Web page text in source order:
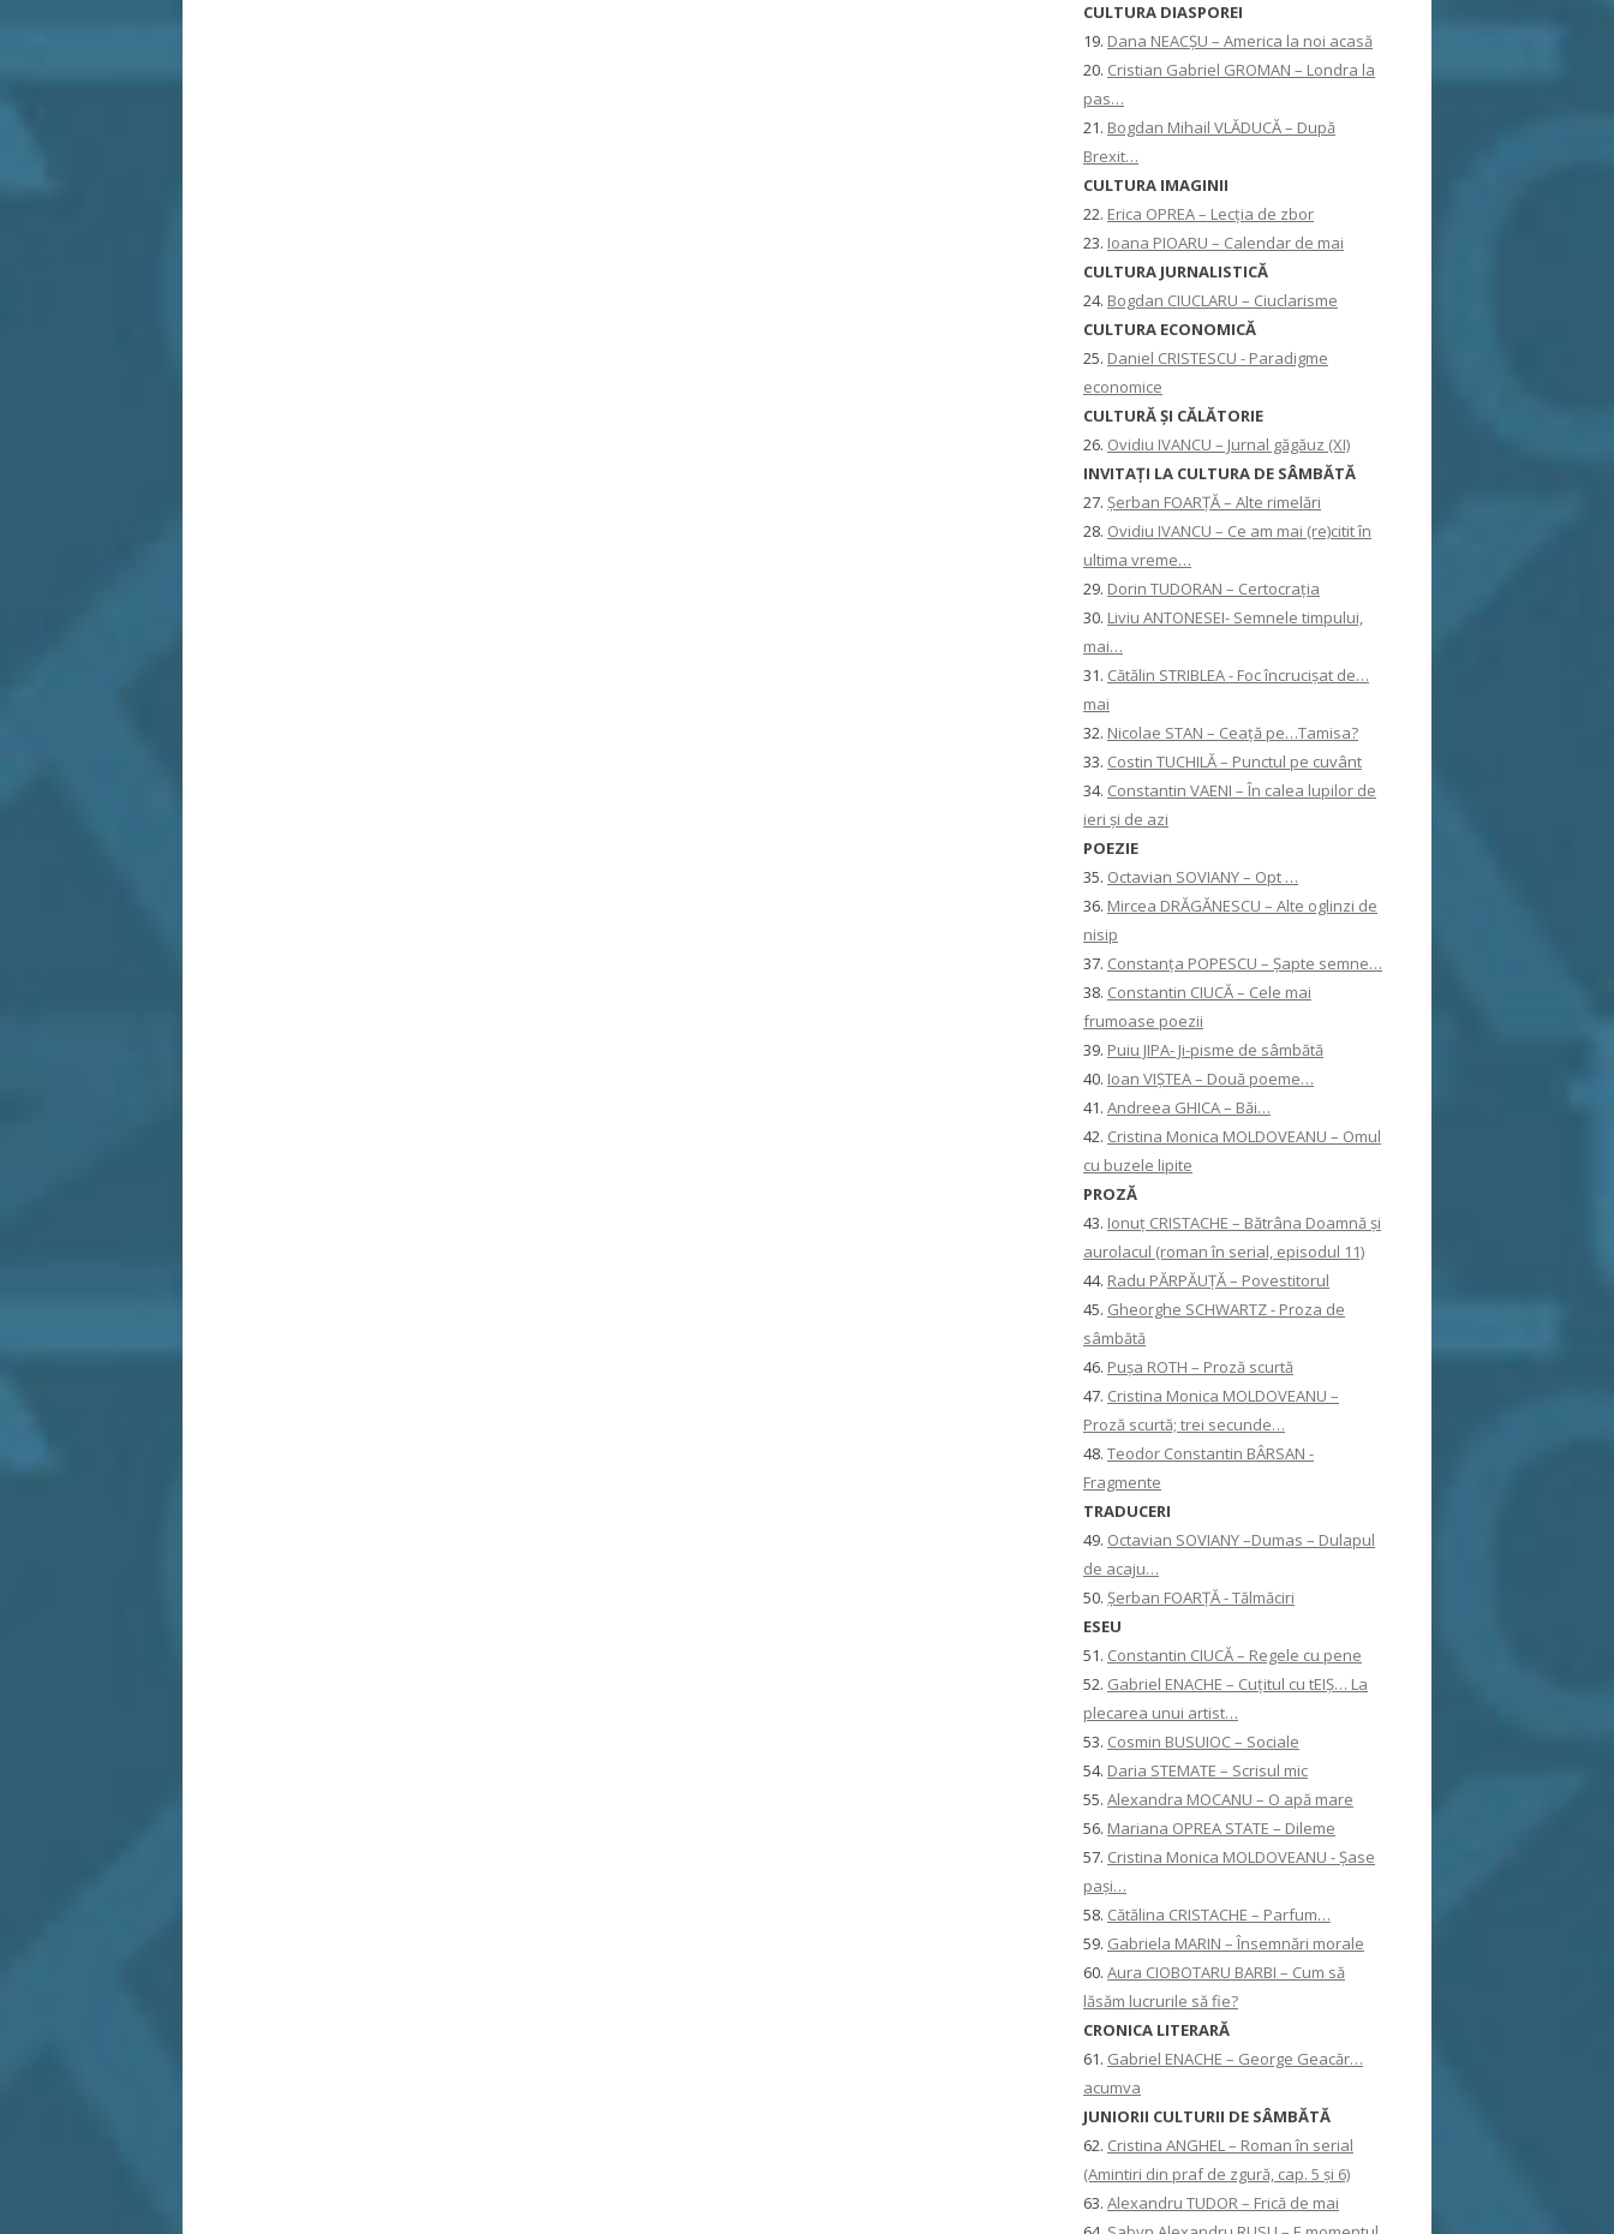
CULTURA DIASPOREI
19. Dana NEACȘU – America la noi acasă
20. Cristian Gabriel GROMAN – Londra la
pas…
21. Bogdan Mihail VLĂDUCĂ – După
Brexit…
CULTURA IMAGINII
22. Erica OPREA – Lecția de zbor
23. Ioana PIOARU – Calendar de mai
CULTURA JURNALISTICĂ
24. Bogdan CIUCLARU – Ciuclarisme
CULTURA ECONOMICĂ
25. Daniel CRISTESCU - Paradigme
economice
CULTURĂ ȘI CĂLĂTORIE
26. Ovidiu IVANCU – Jurnal găgăuz (XI)
INVITAŢI LA CULTURA DE SÂMBĂTĂ
27. Șerban FOARȚĂ – Alte rimelări
28. Ovidiu IVANCU – Ce am mai (re)citit în
ultima vreme…
29. Dorin TUDORAN – Certocrația
30. Liviu ANTONESEI- Semnele timpului,
mai…
31. Cătălin STRIBLEA - Foc încrucișat de…
mai
32. Nicolae STAN – Ceață pe…Tamisa?
33. Costin TUCHILĂ – Punctul pe cuvânt
34. Constantin VAENI – În calea lupilor de
ieri și de azi
POEZIE
35. Octavian SOVIANY – Opt …
36. Mircea DRĂGĂNESCU – Alte oglinzi de
nisip
37. Constanţa POPESCU – Șapte semne…
38. Constantin CIUCĂ – Cele mai
frumoase poezii
39. Puiu JIPA- Ji-pisme de sâmbătă
40. Ioan VIȘTEA – Două poeme…
41. Andreea GHICA – Băi…
42. Cristina Monica MOLDOVEANU – Omul
cu buzele lipite
PROZĂ
43. Ionuţ CRISTACHE – Bătrâna Doamnă și
aurolacul (roman în serial, episodul 11)
44. Radu PĂRPĂUȚĂ – Povestitorul
45. Gheorghe SCHWARTZ - Proza de
sâmbătă
46. Pușa ROTH – Proză scurtă
47. Cristina Monica MOLDOVEANU –
Proză scurtă; trei secunde…
48. Teodor Constantin BÂRSAN -
Fragmente
TRADUCERI
49. Octavian SOVIANY –Dumas – Dulapul
de acaju…
50. Șerban FOARȚĂ - Tălmăciri
ESEU
51. Constantin CIUCĂ – Regele cu pene
52. Gabriel ENACHE – Cuțitul cu tEIȘ… La
plecarea unui artist…
53. Cosmin BUSUIOC – Sociale
54. Daria STEMATE – Scrisul mic
55. Alexandra MOCANU – O apă mare
56. Mariana OPREA STATE – Dileme
57. Cristina Monica MOLDOVEANU - Șase
pași…
58. Cătălina CRISTACHE – Parfum…
59. Gabriela MARIN – Însemnări morale
60. Aura CIOBOTARU BARBI – Cum să
lăsăm lucrurile să fie?
CRONICA LITERARĂ
61. Gabriel ENACHE – George Geacăr…
acumva
JUNIORII CULTURII DE SÂMBĂTĂ
62. Cristina ANGHEL – Roman în serial
(Amintiri din praf de zgură, cap. 5 și 6)
63. Alexandru TUDOR – Frică de mai